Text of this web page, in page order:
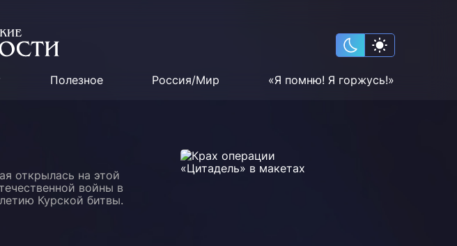
Полезное Россия/Мир «Я помню! Я горжусь!»
открылась на этой
войны в
Курской битвы.